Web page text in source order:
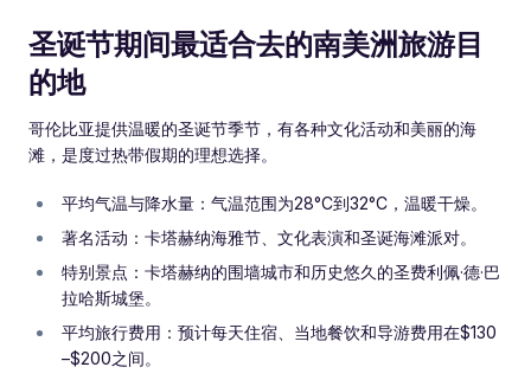
圣诞节期间最适合去的南美洲旅游目
的地
哥伦比亚提供温暖的圣诞节季节，有各种文化活动和美丽的海
滩，是度过热带假期的理想选择。
平均气温与降水量：气温范围为28°C到32°C，温暖干燥。
著名活动：卡塔赫纳海雅节、文化表演和圣诞海滩派对。
特别景点：卡塔赫纳的围墙城市和历史悠久的圣费利佩·德·巴
拉哈斯城堡。
平均旅行费用：预计每天住宿、当地餐饮和导游费用在$130
–$200之间。